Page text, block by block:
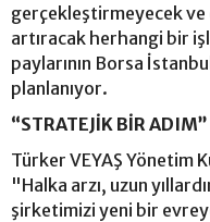
gerçekleştirmeyecek ve
artıracak herhangi bir
paylarının Borsa
planlanıyor.
“STRATEJİK BİR ADIM”
Türker VEYAŞ Yönetim
"Halka arzı, uzun
şirketimizi yeni bir